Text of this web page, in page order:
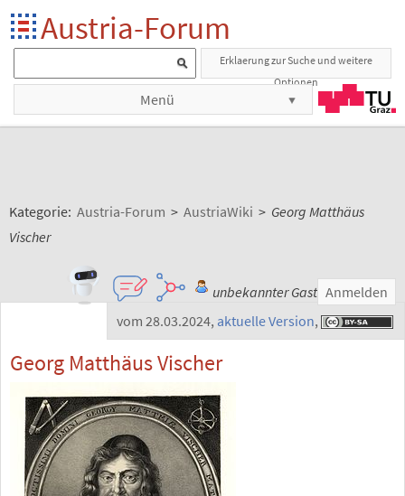
Austria-Forum
Erklaerung zur Suche und weitere
Optionen
Menü
Kategorie: Austria-Forum > AustriaWiki > Georg Matthäus
Vischer
unbekannter Gast Anmelden
vom 28.03.2024, aktuelle Version,
Georg Matthäus Vischer